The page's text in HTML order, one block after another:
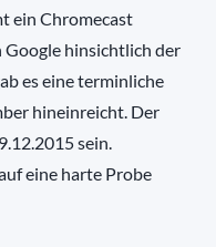
ein Chromecast
Google hinsichtlich der
es eine terminliche
hineinreicht. Der
sein.
eine harte Probe